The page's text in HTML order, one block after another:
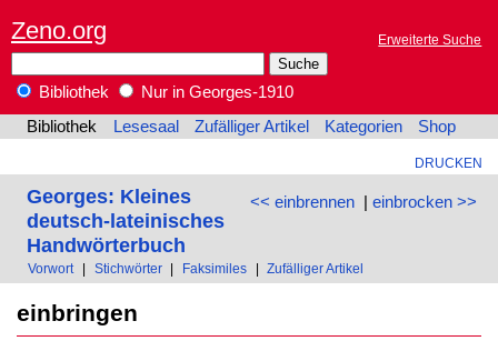
Zeno.org Erweiterte Suche
Bibliothek
Nur in Georges-1910
Bibliothek
Lesesaal Zufälliger Artikel Kategorien Shop
DRUCKEN
<< einbrennen| einbrocken >>
Georges: Kleines
deutsch-lateinisches
Handwörterbuch
Vorwort Stichwörter Faksimiles Zufälliger Artikel
einbringen